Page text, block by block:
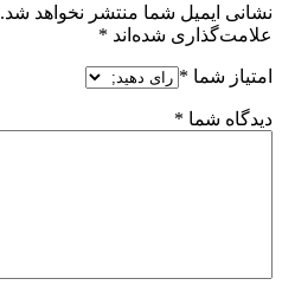
نشانی ایمیل شما منتشر نخواهد شد.
علامت‌گذاری شده‌اند *
امتیاز شما *
دیدگاه شما *